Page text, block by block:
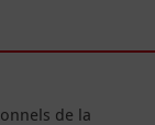
de la